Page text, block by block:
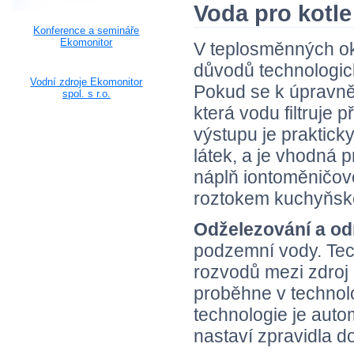
Voda pro
V teplosměnných
důvodů
Pokud se k
která vodu filtruje
výstupu je
látek, a je vhodná
náplň
roztokem
Odželezování a
podzemní vody.
rozvodů mezi
proběhne v
technologie je
nastaví zpravidla
Konference a semináře
Ekomonitor
Vodní zdroje Ekomonitor
spol. s r.o.